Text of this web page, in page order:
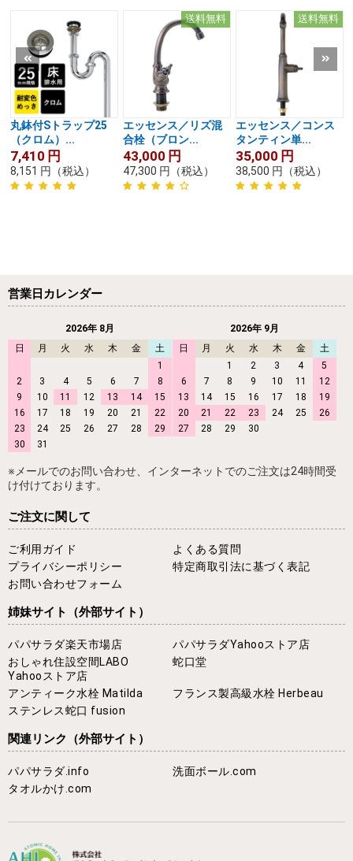
丸鉢付Sトラップ25
（クロム）...
7,410 円
8,151 円 （税込）
送料無料
エッセンス／リズ混
合栓（ブロン...
43,000 円
47,300 円 （税込）
送料無料
エッセンス／コンス
タンティン単...
35,000 円
38,500 円 （税込）
営業日カレンダー
2026年 8月
日
月 火 水 木 金
土
1
2
3 4 5 6 7
8
9
10 11 12 13 14
15
16
17 18 19 20 21
22
23
24 25 26 27 28
29
30
31
2026年 9月
日
月 火 水 木 金
土
1
2 3 4
5
6
7 8 9 10 11
12
13
14 15 16 17 18
19
20
21 22 23 24 25
26
27
28 29 30
※メールでのお問い合わせ、インターネットでのご注文は24時間受
け付けております。
ご注文に関して
ご利用ガイド
よくある質問
プライバシーポリシー
特定商取引法に基づく表記
お問い合わせフォーム
姉妹サイト （外部サイト）
パパサラダ楽天市場店
パパサラダYahooストア店
おしゃれ住設空間LABO
Yahooストア店
蛇口堂
アンティーク水栓 Matilda
フランス製高級水栓 Herbeau
ステンレス蛇口 fusion
関連リンク （外部サイト）
パパサラダ.info
洗面ボール.com
タオルかけ.com